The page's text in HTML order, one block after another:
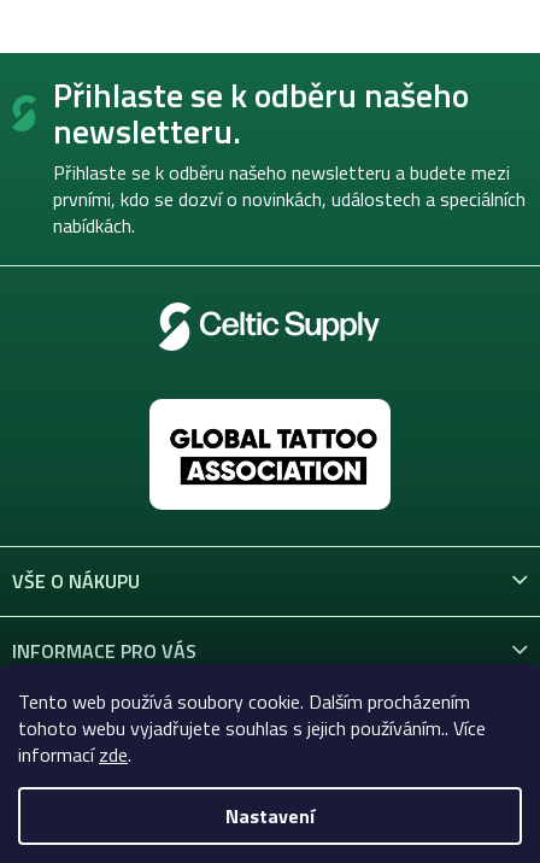
Tento web používá soubory cookie. Dalším procházením
tohoto webu vyjadřujete souhlas s jejich používáním.. Více
informacízde.
Nastavení
Z
Přihlaste se k odběru našeho
newsletteru.
Přihlaste se k odběru našeho newsletteru a budete mezi
prvními, kdo se dozví o novinkách, událostech a speciálních
nabídkách.
VŠE O NÁKUPU
INFORMACE PRO VÁS
KONTAKT
Copyright 2026Celtic-Supply.cz | Vše pro tetování a